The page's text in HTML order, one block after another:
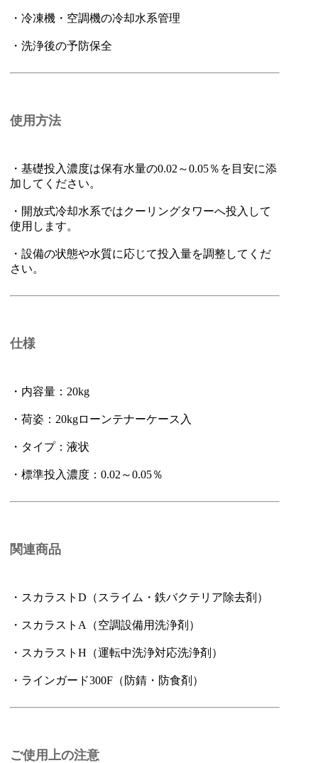
・冷凍機・空調機の冷却水系管理
・洗浄後の予防保全
使用方法
・基礎投入濃度は保有水量の0.02～0.05％を目安に添
加してください。
・開放式冷却水系ではクーリングタワーへ投入して
使用します。
・設備の状態や水質に応じて投入量を調整してくだ
さい。
仕様
・内容量：20kg
・荷姿：20kgローンテナーケース入
・タイプ：液状
・標準投入濃度：0.02～0.05％
関連商品
・スカラストD（スライム・鉄バクテリア除去剤）
・スカラストA（空調設備用洗浄剤）
・スカラストH（運転中洗浄対応洗浄剤）
・ラインガード300F（防錆・防食剤）
ご使用上の注意